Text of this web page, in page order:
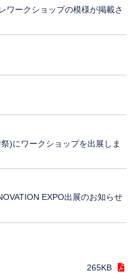
ワークショップの模様が掲載さ
)にワークショップを出展しま
EXPO出展のお知らせ
265KB